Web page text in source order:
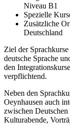
Niveau B1
Spezielle
Zusätzliche
Deutschland
Ziel der
deutsche Sprache
den
verpflichtend.
Neben den
Oeynhausen auch
zwischen
Kulturabende,